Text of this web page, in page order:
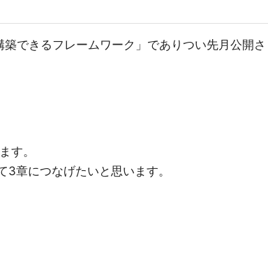
できるフレームワーク」でありつい先月公開さ
す。
章につなげたいと思います。